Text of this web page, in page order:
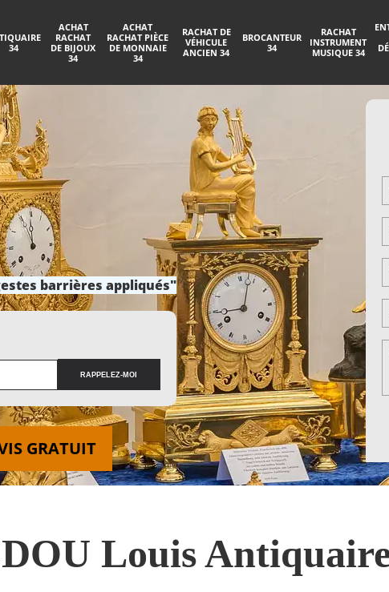
34
ACHAT
RACHAT
DE BIJOUX
34
ACHAT
RACHAT PIÈCE
DE MONNAIE
34
RACHAT DE
VÉHICULE
ANCIEN 34
BROCANTEUR
34
RACHAT
INSTRUMENT
MUSIQUE 34
barrières appliqués"
GRATUIT
Louis